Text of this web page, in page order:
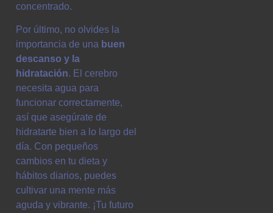
concentrado.
Por último, no olvides la
importancia de una buen
descanso y la
hidratación. El cerebro
necesita agua para
funcionar correctamente,
así que asegúrate de
hidratarte bien a lo largo del
día. Con pequeños
cambios en tu dieta y
hábitos diarios, puedes
cultivar una mente más
aguda y vibrante. ¡Tu futuro